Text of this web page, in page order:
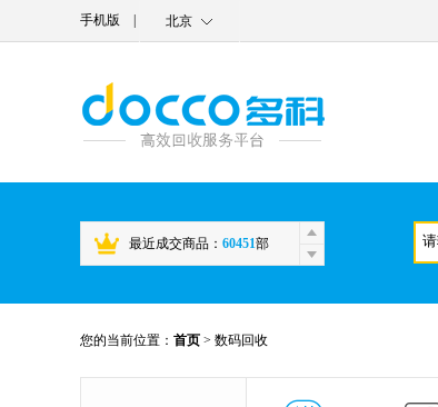
手机版 北京
最近成交商品： 60451部
您的当前位置： 首页 > 数码回收